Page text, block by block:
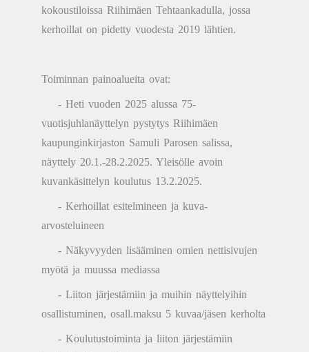
kokoustiloissa Riihimäen Tehtaankadulla, jossa
kerhoillat on pidetty vuodesta 2019 lähtien.
Toiminnan painoalueita ovat:
- Heti vuoden 2025 alussa 75-
vuotisjuhlanäyttelyn pystytys Riihimäen
kaupunginkirjaston Samuli Parosen salissa,
näyttely 20.1.-28.2.2025. Yleisölle avoin
kuvankäsittelyn koulutus 13.2.2025.
- Kerhoillat esitelmineen ja kuva-
arvosteluineen
- Näkyvyyden lisääminen omien nettisivujen
myötä ja muussa mediassa
- Liiton järjestämiin ja muihin näyttelyihin
osallistuminen, osall.maksu 5 kuvaa/jäsen kerholta
- Koulutustoiminta ja liiton järjestämiin